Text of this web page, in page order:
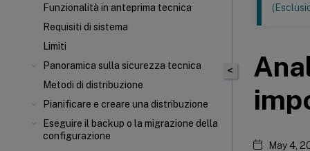
Funzionalità in anteprima tecnica
Requisiti di sistema
Limiti
Panoramica sulla sicurezza tecnica
Metodi di distribuzione
Pianificare e creare una distribuzione
Eseguire il backup o la migrazione della
configurazione
<
May 4,